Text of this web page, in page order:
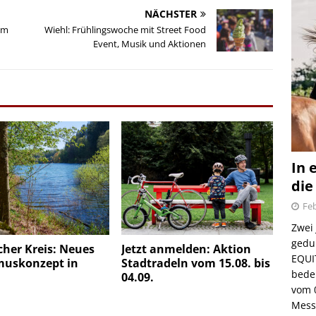
NÄCHSTER
Wiehl: Frühlingswoche mit Street Food
Event, Musik und Aktionen
Kreis: Neues
in
Jetzt anmelden: Aktion
Stadtradeln vom 15.08. bis
04.09.
In
die
vom